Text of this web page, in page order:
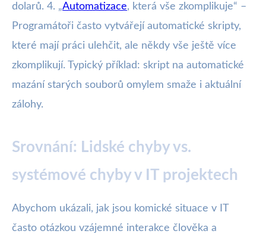
dolarů. 4. „Automatizace, která vše zkomplikuje“ –
Programátoři často vytvářejí automatické skripty,
které mají práci ulehčit, ale někdy vše ještě více
zkomplikují. Typický příklad: skript na automatické
mazání starých souborů omylem smaže i aktuální
zálohy.
Srovnání: Lidské chyby vs.
systémové chyby v IT projektech
Abychom ukázali, jak jsou komické situace v IT
často otázkou vzájemné interakce člověka a